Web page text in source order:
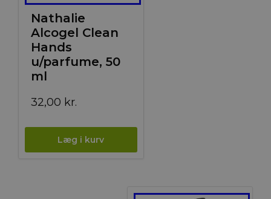
Nathalie
Alcogel Clean
Hands
u/parfume, 50
ml
32,00 kr.